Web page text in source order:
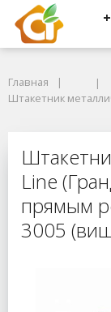
Штакетник
Главная
Штакетник
Line
прямым
3005